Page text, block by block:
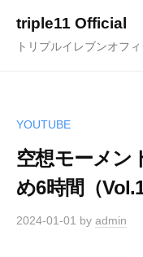
triple11 Official
トリプルイレブンオフ
YOUTUBE
空想モーメン
め6時間（
2024-01-01 by admin